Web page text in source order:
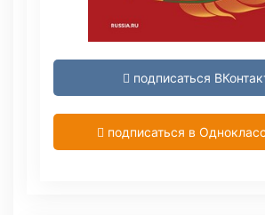
подписаться
подписаться в